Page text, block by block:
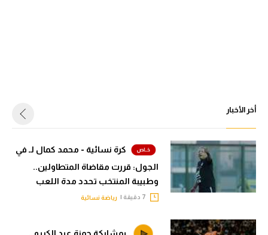
أخر الأخبار
كرة نسائية - محمد كمال لـ في
الجول: قررت مقاضاة المتطاولين..
وطبيبة المنتخب تحدد مدة اللعب
رياضة نسائية
بمشاركة حمزة عبد الكريم..